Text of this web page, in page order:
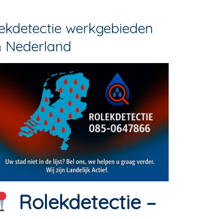
werkgebieden
Nederland
Rolekdetectie –